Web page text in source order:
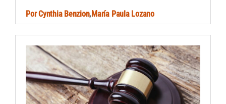
PorCynthia Benzion,María Paula Lozano